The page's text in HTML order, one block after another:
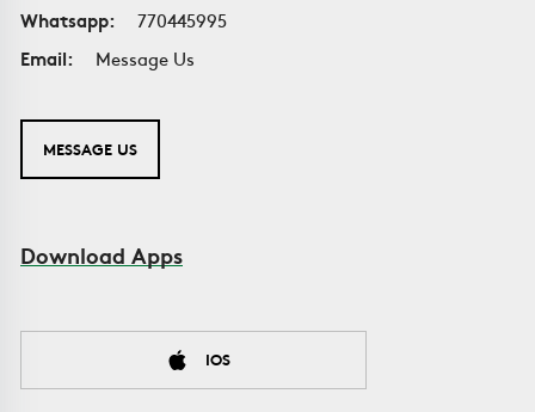
Whatsapp:
770445995
Email:
Message Us
MESSAGE US
Download Apps
IOS